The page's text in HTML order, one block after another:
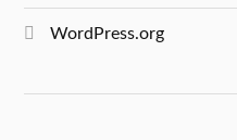
WordPress.org